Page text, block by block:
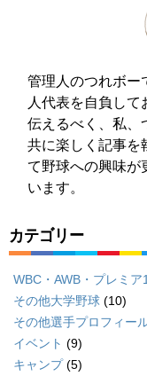
管理人のつれボー
人代表を自負し
伝えるべく、私、
共に楽しく記事を
て野球への興味が
います。
カテゴリー
WBC・AWB・プレミア
その他大学野球 (10)
その他選手プロフィー
イベント (9)
キャンプ(5)